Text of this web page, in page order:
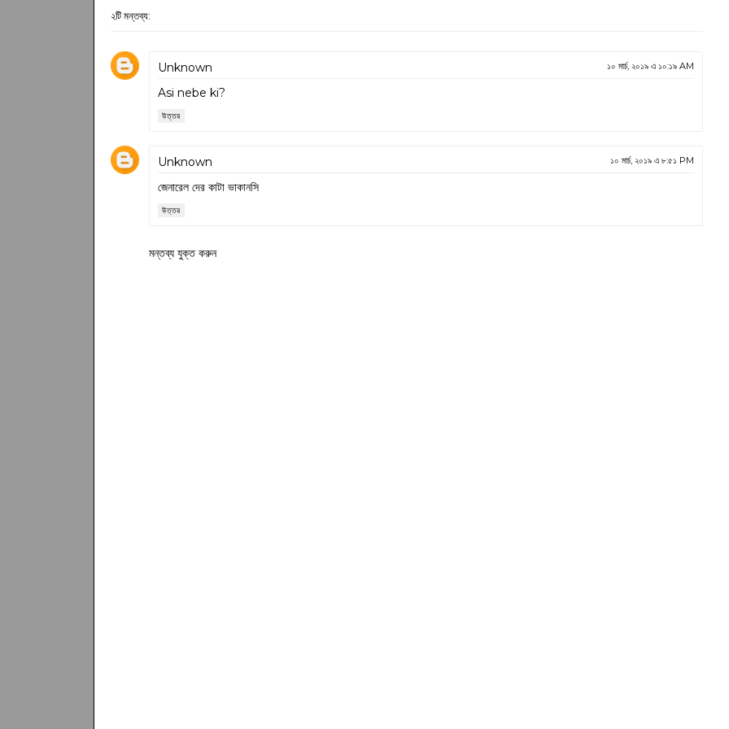
২টি মন্তব্য:
Unknown ১০ মার্চ, ২০১৯ এ ১০:১৯ AM
Asi nebe ki?
উত্তর
Unknown ১০ মার্চ, ২০১৯ এ ৮:৫১ PM
জেনারেল দের কাটা ভাকানসি
উত্তর
মন্তব্য যুক্ত করুন